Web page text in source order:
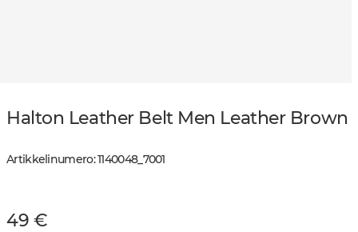
Halton Leather Belt Men Leather Brown
Artikkelinumero:1140048_ 7001
49 €